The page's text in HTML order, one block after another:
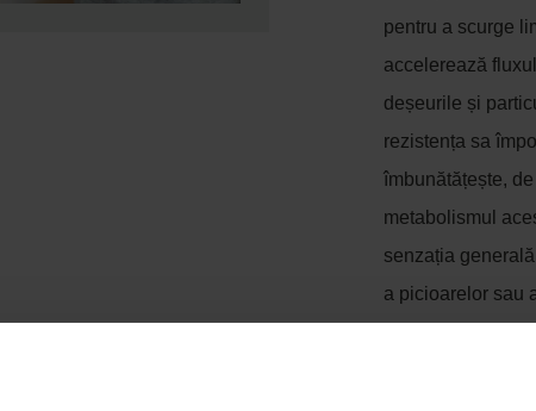
pentru a scurge
accelerează
deșeurile și
rezistența sa
îmbunătățește,
metabolismul
senzația
a picioarelor sau
facilitează